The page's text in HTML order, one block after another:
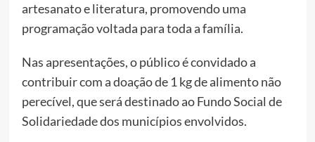
artesanato e literatura, promovendo uma
programação voltada para toda a família.
Nas apresentações, o público é convidado a
contribuir com a doação de 1 kg de alimento não
perecível, que será destinado ao Fundo Social de
Solidariedade dos municípios envolvidos.